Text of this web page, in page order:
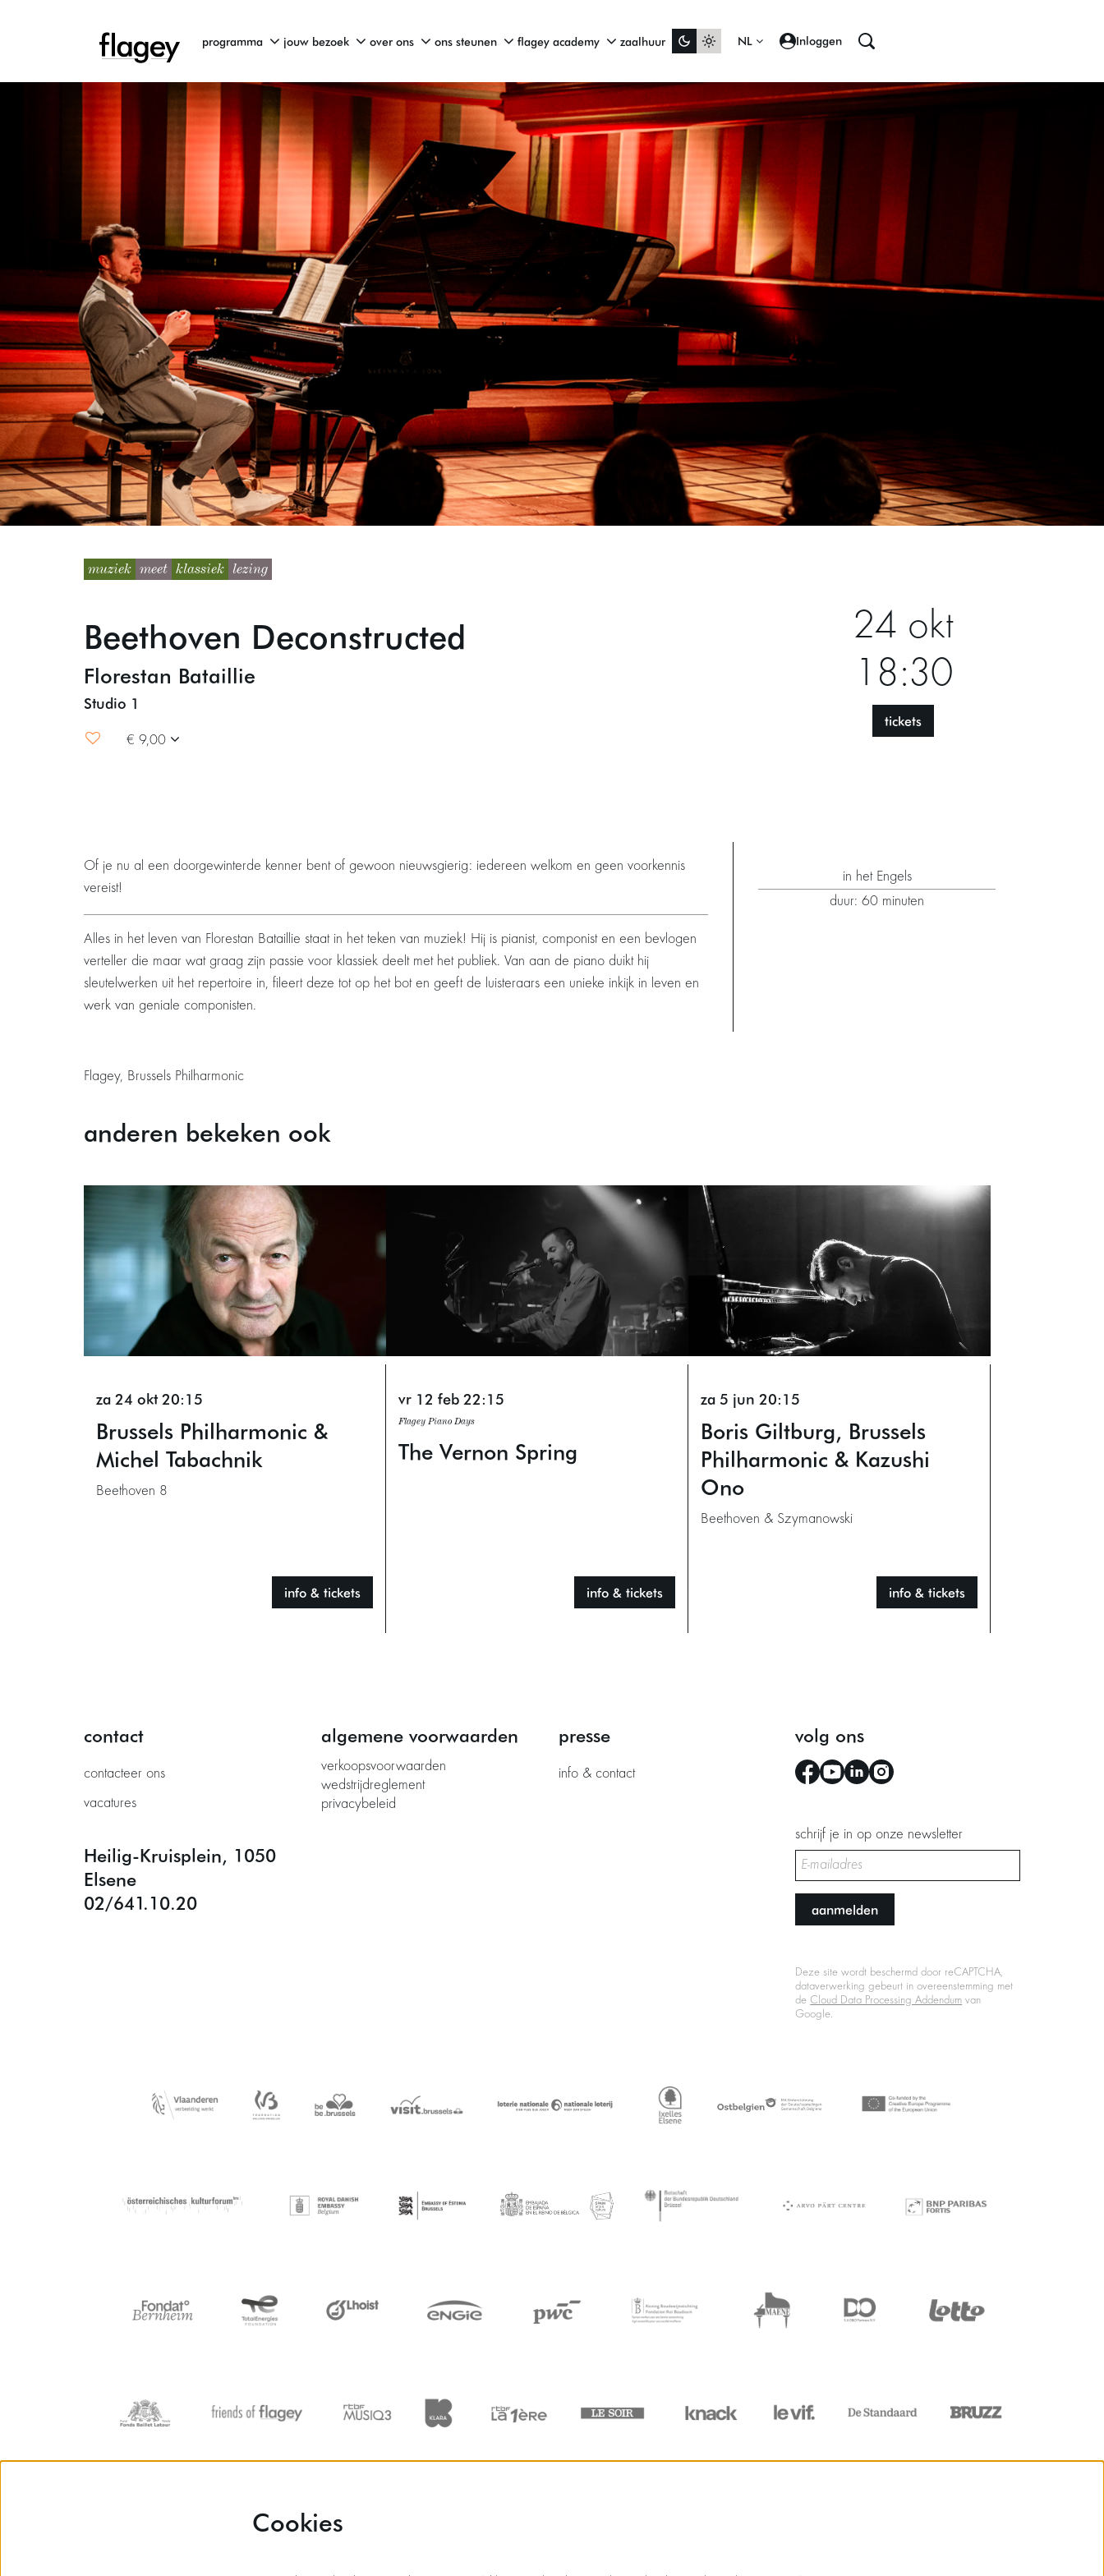
programma jouw bezoek over ons ons steunen flagey academy zaalhuur NL Inloggen
muziek meet klassiek lezing
Beethoven Deconstructed
Florestan Bataillie
Studio 1
€ 9,00
24 okt
18:30
tickets
Of je nu al een doorgewinterde kenner bent of gewoon nieuwsgierig: iedereen welkom en geen voorkennis
vereist!
Alles in het leven van Florestan Bataillie staat in het teken van muziek! Hij is pianist, componist en een bevlogen
verteller die maar wat graag zijn passie voor klassiek deelt met het publiek. Van aan de piano duikt hij
sleutelwerken uit het repertoire in, fileert deze tot op het bot en geeft de luisteraars een unieke inkijk in leven en
werk van geniale componisten.
in het Engels
duur: 60 minuten
Flagey, Brussels Philharmonic
anderen bekeken ook
Brussels Philharmonic &
Michel Tabachnik
Beethoven 8
za 24 okt20:15
info & tickets
The Vernon Spring
Flagey Piano Days
vr 12 feb 22:15
info & tickets
Boris Giltburg, Brussels
Philharmonic & Kazushi
Ono
Beethoven & Szymanowski
za 5 jun 20:15
info & tickets
contact
contacteer ons
vacatures
Heilig-Kruisplein, 1050
Elsene
02/641.10.20
algemene voorwaarden
verkoopsvoorwaarden
wedstrijdreglement
privacybeleid
presse
info & contact
volg ons
schrijf je in op onze newsletter
aanmelden
Deze site wordt beschermd door reCAPTCHA,
dataverwerking gebeurt in overeenstemming met
de Cloud Data Processing Addendum van
Google.
Cookies